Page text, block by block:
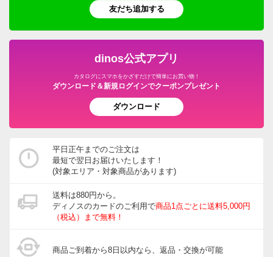
友だち追加する
dinos公式アプリ
カタログにスマホをかざすだけで簡単にお買い物！
ダウンロード＆新規ログインでクーポンプレゼント
ダウンロード
平日正午までのご注文は
最短で翌日お届けいたします！
(対象エリア・対象商品があります)
送料は880円から。
ディノスのカードのご利用で商品1点ごとに送料5,000円
（税込）まで無料！
商品ご到着から8日以内なら、返品・交換が可能